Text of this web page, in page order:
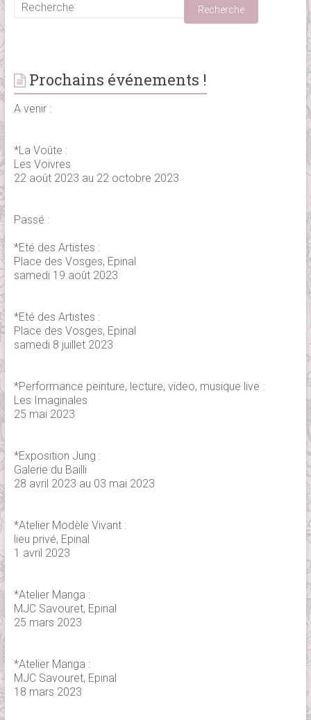
Prochains événements !
A venir :
*La Voûte :
Les Voivres
22 août 2023 au 22 octobre 2023
Passé :
*Eté des Artistes :
Place des Vosges, Epinal
samedi 19 août 2023
*Eté des Artistes :
Place des Vosges, Epinal
samedi 8 juillet 2023
*Performance peinture, lecture, video, musique live :
Les Imaginales
25 mai 2023
*Exposition Jung :
Galerie du Bailli
28 avril 2023 au 03 mai 2023
*Atelier Modèle Vivant :
lieu privé, Epinal
1 avril 2023
*Atelier Manga :
MJC Savouret, Epinal
25 mars 2023
*Atelier Manga :
MJC Savouret, Epinal
18 mars 2023